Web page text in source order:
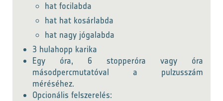
hat focilabda
hat hat kosárlabda
hat nagy jógalabda
3 hulahopp karika
Egy óra, 6 stopperóra vagy óra
másodpercmutatóval a pulzusszám
méréséhez.
Opcionális felszerelés: